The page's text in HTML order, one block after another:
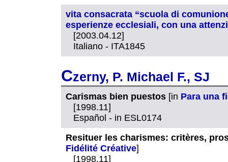
vita consacrata “scuola di
esperienze ecclesiali, con una
[2003.04.12]
Italiano - ITA1845
Czerny, P. Michael F., SJ
Carismas bien puestos [in Para una
[1998.11]
Español - in ESL0174
Resituer les charismes: critères,
Fidélité Créative]
[1998.11]